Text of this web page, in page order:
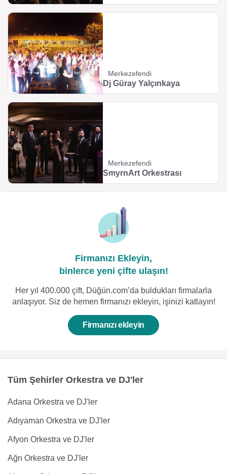
Merkezefendi
Dj Güray Yalçınkaya
Merkezefendi
SmyrnArt Orkestrası
Firmanızı Ekleyin,
binlerce yeni çifte ulaşın!
Her yıl 400.000 çift, Düğün.com’da buldukları firmalarla
anlaşıyor. Siz de hemen firmanızı ekleyin, işinizi katlayın!
Firmanızı ekleyin
Tüm Şehirler Orkestra ve DJ'ler
Adana Orkestra ve DJ'ler
Adıyaman Orkestra ve DJ'ler
Afyon Orkestra ve DJ'ler
Ağrı Orkestra ve DJ'ler